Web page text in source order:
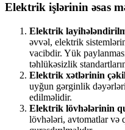
Elektrik işlərinin əsas
Elektrik
əvvəl, elektrik
vacibdir. Yük
təhlükəsizlik
Elektrik xətlərinin
uyğun gərginlik
edilməlidir.
Elektrik lövhələrinin
lövhələri, avtomatlar və